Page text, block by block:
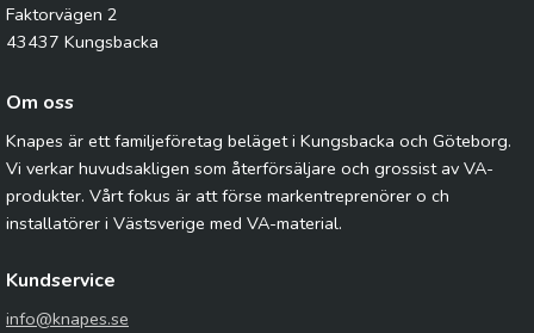
Faktorvägen 2
43437 Kungsbacka
Om oss
Knapes är ett familjeföretag beläget i Kungsbacka och Göteborg.
Vi verkar huvudsakligen som återförsäljare och grossist av VA-
produkter. Vårt fokus är att förse markentreprenörer o ch
installatörer i Västsverige med VA-material.
Kundservice
info@knapes.se